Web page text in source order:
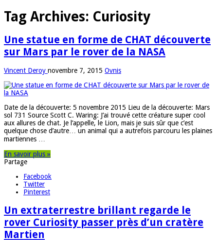
Tag Archives: Curiosity
Une statue en forme de CHAT découverte
sur Mars par le rover de la NASA
Vincent Deroy novembre 7, 2015 Ovnis
Date de la découverte: 5 novembre 2015 Lieu de la découverte: Mars
sol 731 Source Scott C. Waring: J’ai trouvé cette créature super cool
aux allures de chat. Je l’appelle, le Lion, mais je suis sûr que c’est
quelque chose d’autre… un animal qui a autrefois parcouru les plaines
martiennes …
En savoir plus »
Partage
Facebook
Twitter
Pinterest
Un extraterrestre brillant regarde le
rover Curiosity passer près d’un cratère
Martien